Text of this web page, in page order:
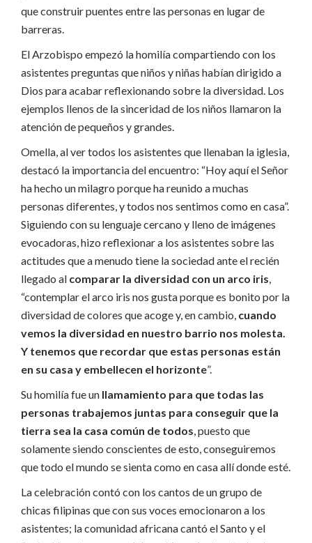
que construir puentes entre las personas en lugar de
barreras.
El Arzobispo empezó la homilía compartiendo con los
asistentes preguntas que niños y niñas habían dirigido a
Dios para acabar reflexionando sobre la diversidad. Los
ejemplos llenos de la sinceridad de los niños llamaron la
atención de pequeños y grandes.
Omella, al ver todos los asistentes que llenaban la iglesia,
destacó la importancia del encuentro: “Hoy aquí el Señor
ha hecho un milagro porque ha reunido a muchas
personas diferentes, y todos nos sentimos como en casa”.
Siguiendo con su lenguaje cercano y lleno de imágenes
evocadoras, hizo reflexionar a los asistentes sobre las
actitudes que a menudo tiene la sociedad ante el recién
llegado al comparar la diversidad con un arco iris,
“contemplar el arco iris nos gusta porque es bonito por la
diversidad de colores que acoge y, en cambio, cuando
vemos la diversidad en nuestro barrio nos molesta.
Y tenemos que recordar que estas personas están
en su casa y embellecen el horizonte”.
Su homilía fue un llamamiento para que todas las
personas trabajemos juntas para conseguir que la
tierra sea la casa común de todos, puesto que
solamente siendo conscientes de esto, conseguiremos
que todo el mundo se sienta como en casa allí donde esté.
La celebración contó con los cantos de un grupo de
chicas filipinas que con sus voces emocionaron a los
asistentes; la comunidad africana cantó el Santo y el